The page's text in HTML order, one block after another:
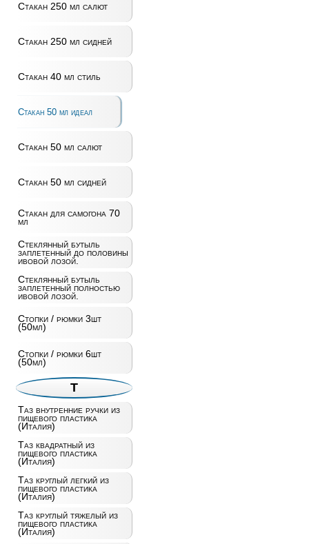
Стакан 250 мл салют
Стакан 250 мл сидней
Стакан 40 мл стиль
Стакан 50 мл идеал
Стакан 50 мл салют
Стакан 50 мл сидней
Стакан для самогона 70
мл
Стеклянный бутыль
заплетенный до половины
ивовой лозой.
Стеклянный бутыль
заплетенный полностью
ивовой лозой.
Стопки / рюмки 3шт
(50мл)
Стопки / рюмки 6шт
(50мл)
Т
Таз внутренние ручки из
пищевого пластика
(Италия)
Таз квадратный из
пищевого пластика
(Италия)
Таз круглый легкий из
пищевого пластика
(Италия)
Таз круглый тяжелый из
пищевого пластика
(Италия)